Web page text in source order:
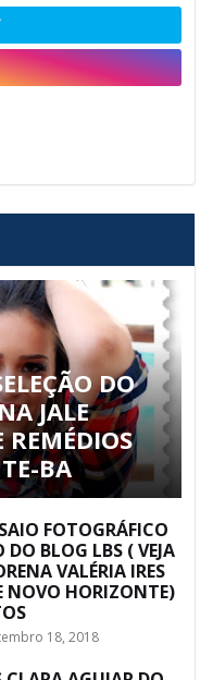
DO
JALE
REMÉDIOS
BA
FOTOGRÁFICO
DO BLOG LBS ( VEJA
VALÉRIA IRES
NOVO HORIZONTE)
18, 2018